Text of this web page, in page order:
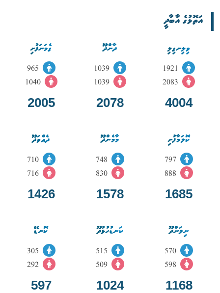
އަތޮޅުގެ އާބާދީ
ވިލިނގިލި
1921
2083
4004
ދާންދޫ
1039
1039
2078
ގެމަނަފުށި
1040
2005
ކޮލަމާފުށި
797
888
1685
މާމެންދޫ
748
830
1578
ދެއްވަދޫ
710
716
1426
ނިލަންދޫ
570
598
1168
ކަނޑުހުޅުދޫ
515
509
1024
ކޮނޑޭ
292
597